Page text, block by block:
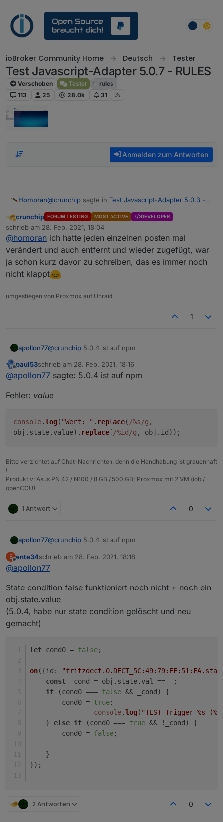
ioBroker Community Home Deutsch Tester
Test Javascript-Adapter 5.0.7 - RULES
Verschoben Tester
rules
113
25 28.0k 31
Anmelden zum Antworten
Homoran@crunchip sagte in Test Javascript-Adapter 5.0.3 -
@apollon77funktioniert nun, musste jedoch das
script löschen und neu anlegen
wahrscheinlich hätte eine kleine Änderung (und
nach speichern rückgängig) gereicht
Abwesend
crunchip FORUM TESTING MOST ACTIVE DEVELOPER
schrieb am 28. Feb. 2021, 18:04
zuletzt editiert von
@homoran ich hatte jeden einzelnen posten mal
verändert und auch entfernt und wieder zugefügt, war
ja schon kurz davor zu schreiben, das es immer noch
nicht klappt
umgestiegen von Proxmox auf Unraid
1
apollon77@crunchip 5.0.4 ist auf npm
Offline
paul53schrieb am 28. Feb. 2021, 18:16
zuletzt editiert von
@apollon77 sagte: 5.0.4 ist auf npm
Fehler: value
console.log( "Wert: " . replace( /%s/g ,
obj. state. value). replace( /%id/g , obj. id ));
Bitte verzichtet auf Chat-Nachrichten, denn die Handhabung ist grauenhaft
!
Produktiv: Asus PN 42 / N100 / 8 GB / 500 GB; Proxmox mit 2 VM (iob /
openCCU)
1 Antwort 0
apollon77@crunchip 5.0.4 ist auf npm
E
Offline
ente34schrieb am 28. Feb. 2021, 18:18
zuletzt editiert von
@apollon77
State condition false funktioniert noch nicht + noch ein
obj.state.value
(5.0.4, habe nur state condition gelöscht und neu
gemacht)
let cond0 = false;
on({id :
const _cond = obj. state. val == _;
if (cond0 === false && _cond) {
        cond0 =
true;
console.log( "TEST Trigger %s
    }
else if (cond0 === true && !_cond) {
        cond0 =
false;
    }
});
2 Antworten 0